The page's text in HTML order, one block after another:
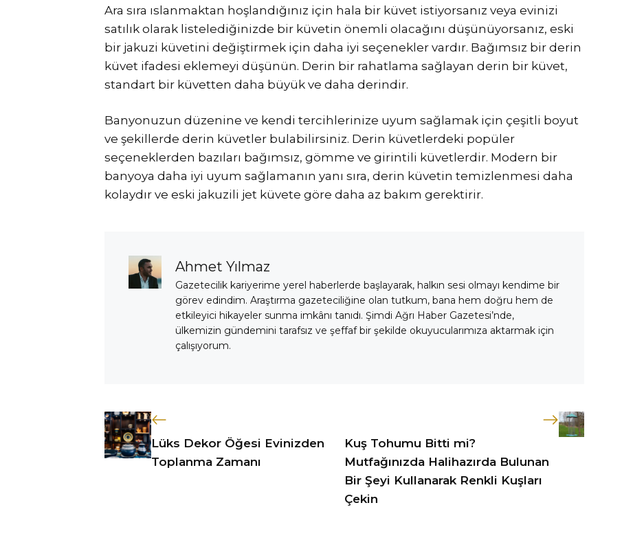
Ara sıra ıslanmaktan hoşlandığınız için hala bir küvet istiyorsanız veya evinizi
satılık olarak listelediğinizde bir küvetin önemli olacağını düşünüyorsanız, eski
bir jakuzi küvetini değiştirmek için daha iyi seçenekler vardır. Bağımsız bir derin
küvet ifadesi eklemeyi düşünün. Derin bir rahatlama sağlayan derin bir küvet,
standart bir küvetten daha büyük ve daha derindir.
Banyonuzun düzenine ve kendi tercihlerinize uyum sağlamak için çeşitli boyut
ve şekillerde derin küvetler bulabilirsiniz. Derin küvetlerdeki popüler
seçeneklerden bazıları bağımsız, gömme ve girintili küvetlerdir. Modern bir
banyoya daha iyi uyum sağlamanın yanı sıra, derin küvetin temizlenmesi daha
kolaydır ve eski jakuzili jet küvete göre daha az bakım gerektirir.
Ahmet Yılmaz
Gazetecilik kariyerime yerel haberlerde başlayarak, halkın sesi olmayı kendime bir
görev edindim. Araştırma gazeteciliğine olan tutkum, bana hem doğru hem de
etkileyici hikayeler sunma imkânı tanıdı. Şimdi Ağrı Haber Gazetesi’nde,
ülkemizin gündemini tarafsız ve şeffaf bir şekilde okuyucularımıza aktarmak için
çalışıyorum.
Lüks Dekor Öğesi Evinizden
Toplanma Zamanı
Kuş Tohumu Bitti mi?
Mutfağınızda Halihazırda Bulunan
Bir Şeyi Kullanarak Renkli Kuşları
Çekin